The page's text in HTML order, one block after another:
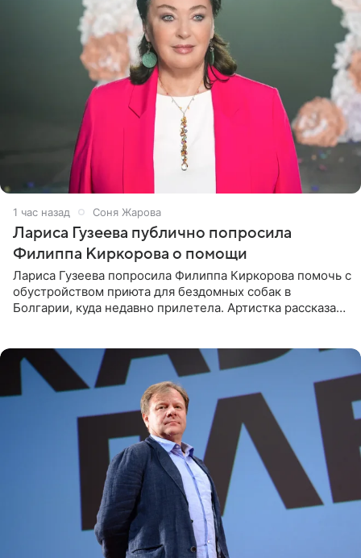
1 час назад Соня Жарова
Лариса Гузеева публично попросила
Филиппа Киркорова о помощи
Лариса Гузеева попросила Филиппа Киркорова помочь с
обустройством приюта для бездомных собак в
Болгарии, куда недавно прилетела. Артистка рассказала